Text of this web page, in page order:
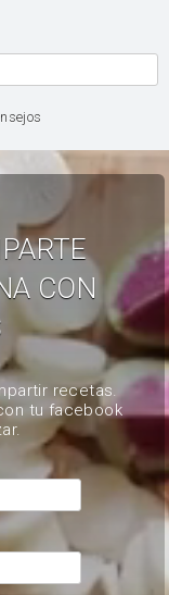
CON
recetas.
tu facebook